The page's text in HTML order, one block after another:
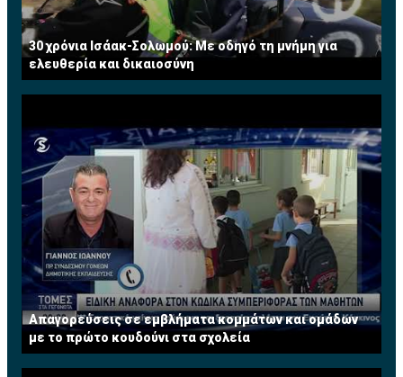
30 χρόνια Ισάακ-Σολωμού: Με οδηγό τη μνήμη για
ελευθερία και δικαιοσύνη
Απαγορεύσεις σε εμβλήματα κομμάτων και ομάδων
με το πρώτο κουδούνι στα σχολεία